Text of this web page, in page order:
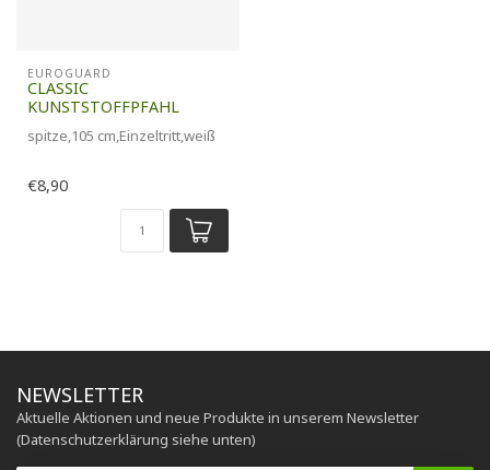
EUROGUARD
CLASSIC
KUNSTSTOFFPFAHL
spitze,105 cm,Einzeltritt,weiß
€8,90
NEWSLETTER
Aktuelle Aktionen und neue Produkte in unserem Newsletter
(Datenschutzerklärung siehe unten)